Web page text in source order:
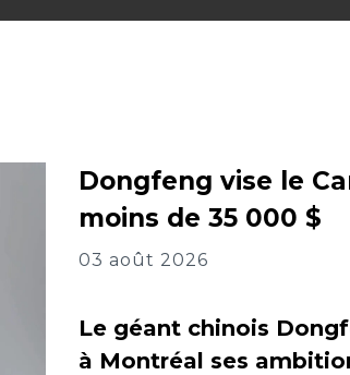
Dongfeng vise le
moins de 35 000 $
03 août 2026
Le géant chinois
à Montréal ses